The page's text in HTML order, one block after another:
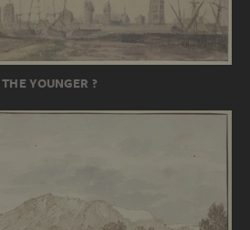
YOUNGER ?